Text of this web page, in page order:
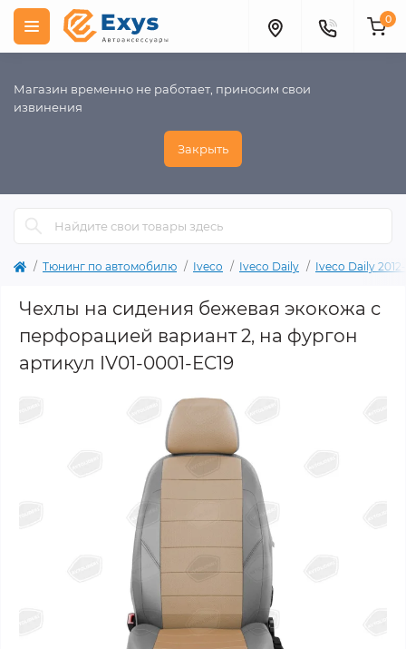
Магазин временно не работает, приносим свои
извинения
Закрыть
0
Тюнинг по автомобилю Iveco Iveco Daily Iveco Daily
Чехлы на сидения бежевая экокожа с
перфорацией вариант 2, на фургон
артикул IV01-0001-EC19